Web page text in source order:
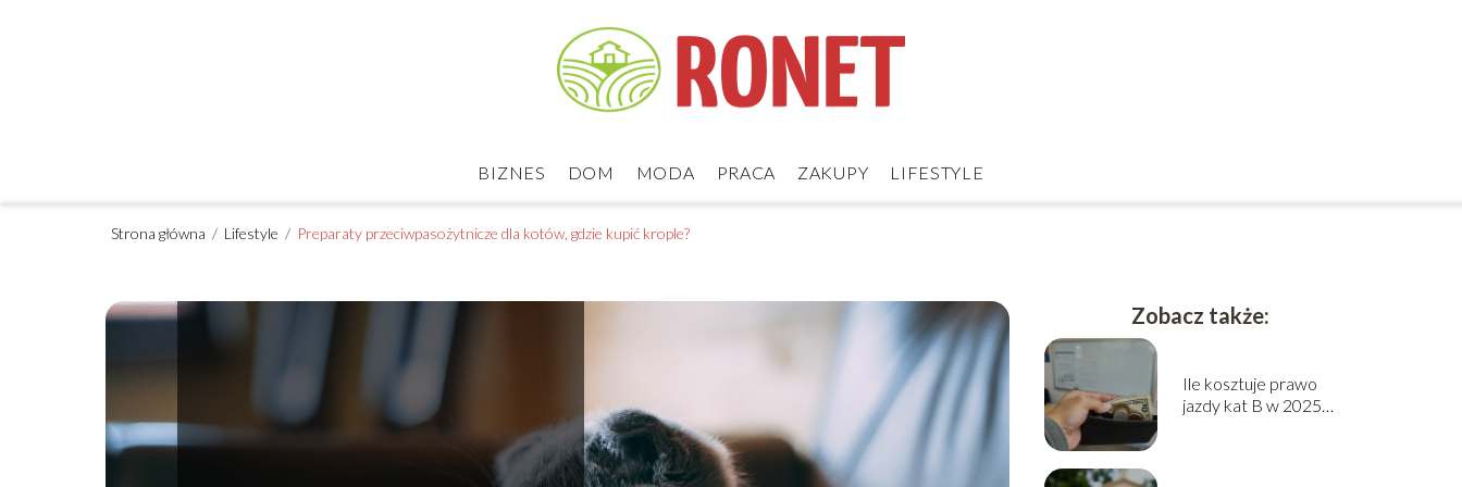
BIZNES DOM MODA PRACA ZAKUPY LIFESTYLE
Strona główna / Lifestyle / Preparaty przeciwpasożytnicze dla kotów, gdzie kupić krople?
Zobacz także:
Ile kosztuje prawo
jazdy kat B w 2025